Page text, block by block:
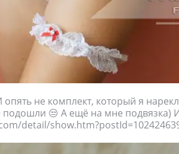
не комплект, который я
😒 А ещё на мне подвязка)
detail/